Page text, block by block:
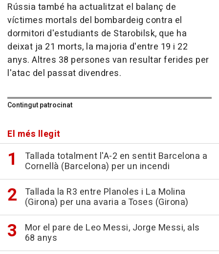
Rússia també ha actualitzat el balanç de
víctimes mortals del bombardeig contra el
dormitori d'estudiants de Starobilsk, que ha
deixat ja 21 morts, la majoria d'entre 19 i 22
anys. Altres 38 persones van resultar ferides per
l'atac del passat divendres.
Contingut patrocinat
El més llegit
Tallada totalment l'A-2 en sentit Barcelona a
Cornellà (Barcelona) per un incendi
Tallada la R3 entre Planoles i La Molina
(Girona) per una avaria a Toses (Girona)
Mor el pare de Leo Messi, Jorge Messi, als
68 anys